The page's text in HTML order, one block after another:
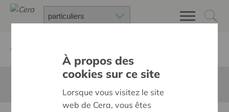
À propos des
cookies sur ce site
Lorsque vous visitez le site
web de Cera, vous êtes